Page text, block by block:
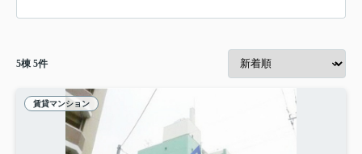
5棟 5件
賃貸マンション